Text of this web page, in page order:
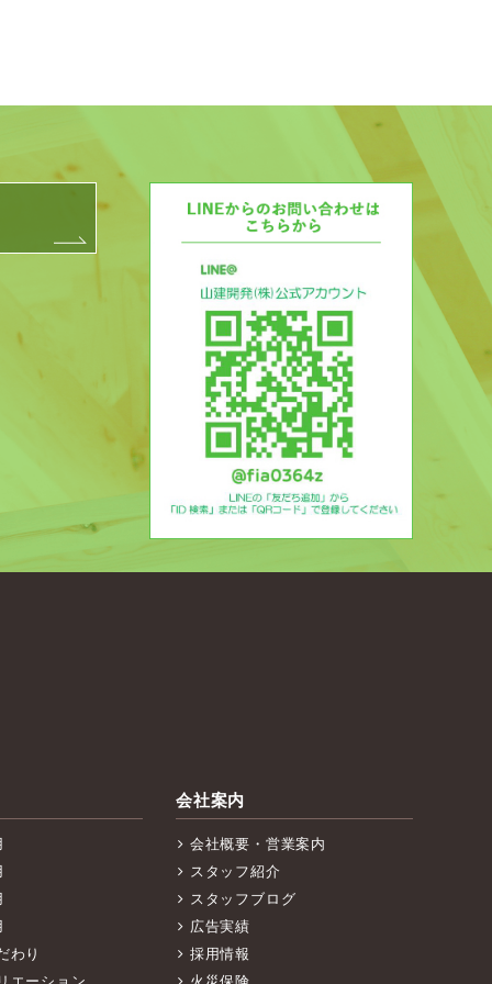
わり
会社案内
会社概要・営業案内
スタッフ紹介
スタッフブログ
広告実績
採用情報